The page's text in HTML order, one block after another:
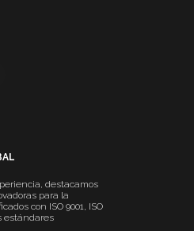
destacamos
para la
con ISO 9001, ISO
estándares